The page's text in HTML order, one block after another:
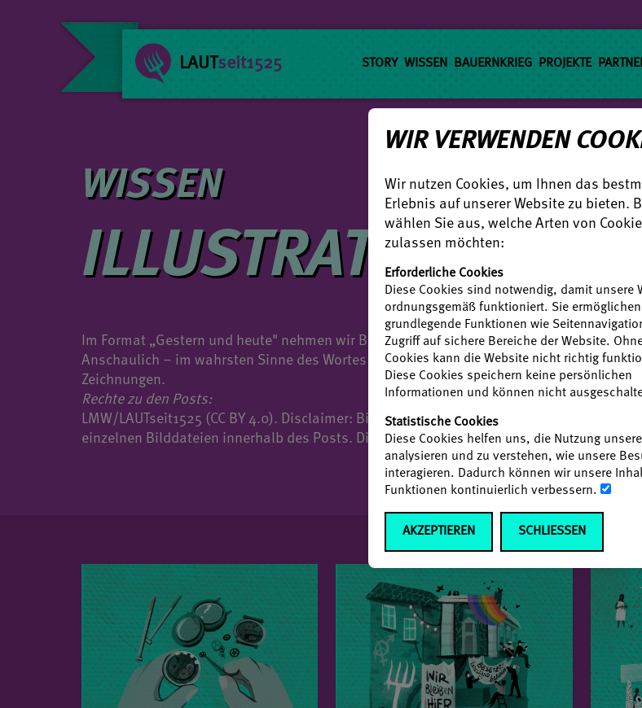
LAUTseit1525 STORY WISSEN BAUERNKRIEG PROJEKTE
WIR VERWENDEN
Wir nutzen Cookies, um Ihnen das
Erlebnis auf unserer Website zu bieten.
wählen Sie aus, welche Arten von
zulassen möchten:
Erforderliche Cookies
Diese Cookies sind notwendig, damit unsere
ordnungsgemäß funktioniert. Sie ermöglichen
grundlegende Funktionen wie
Zugriff auf sichere Bereiche der Website.
Cookies kann die Website nicht richtig
Diese Cookies speichern keine persönlichen
Informationen und können nicht
Statistische Cookies
Diese Cookies helfen uns, die Nutzung
analysieren und zu verstehen, wie unsere
interagieren. Dadurch können wir unsere
Funktionen kontinuierlich verbessern.
AKZEPTIEREN SCHLIESSEN
WISSEN
Im Format „Gestern und heute" nehmen wir Begriffe und deren verschiedenen Kontexte
Anschaulich – im wahrsten Sinne des Wortes – werden die Themen durch die
Zeichnungen.
Rechte zu den Posts:
LMW/LAUTseit1525 (CC BY 4.0). Disclaimer: Bitte beachten Sie etwaige Urheberrechte
einzelnen Bilddateien innerhalb des Posts. Diese finden sich in der Creditline der